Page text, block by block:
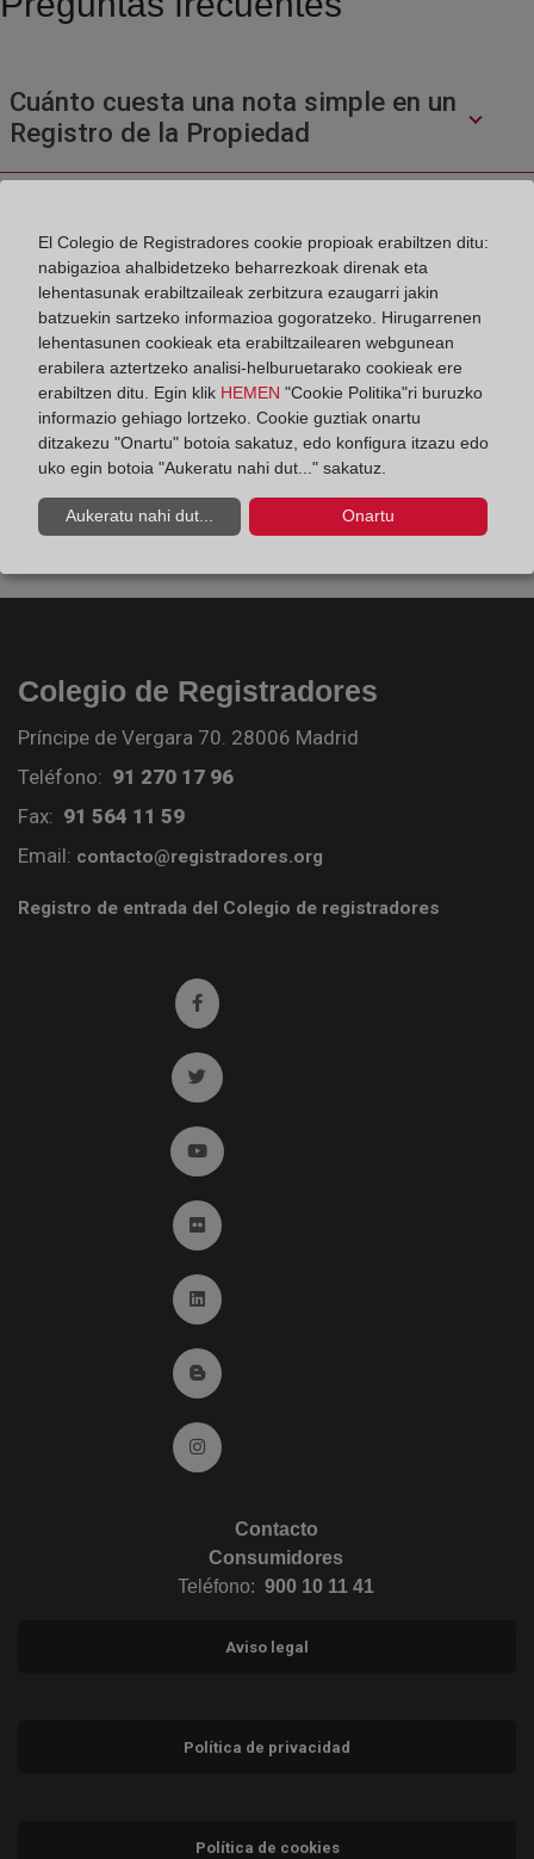
Cuánto cuesta una nota simple en un
Registro de la Propiedad
¿Cuál es el contenido de una nota simple
o una certificación?
¿Cómo se inscribe una cancelación de
hipoteca?
Colegio de Registradores
Príncipe de Vergara 70. 28006 Madrid
Teléfono: 91 270 17 96
Fax: 91 564 11 59
Email: contacto@registradores.org
Registro de entrada del Colegio de registradores
Ir a facebook (abre en ventana nueva)
Ir a twitter (abre en ventana nueva)
Ir a YouTube (abre en ventana nueva)
Ir a Flickr (abre en ventana nueva)
Ir a Linkedin (abre en ventana nueva)
Ir al Blog (abre en ventana nueva)
Ir a Instagram (abre en ventana nueva)
Contacto
Consumidores
Teléfono: 900 10 11 41
Aviso legal
Política de privacidad
Política de cookies
El Colegio de Registradores cookie propioak erabiltzen ditu:
nabigazioa ahalbidetzeko beharrezkoak direnak eta
lehentasunak erabiltzaileak zerbitzura ezaugarri jakin
batzuekin sartzeko informazioa gogoratzeko. Hirugarrenen
lehentasunen cookieak eta erabiltzailearen webgunean
erabilera aztertzeko analisi-helburuetarako cookieak ere
erabiltzen ditu. Egin klik HEMEN "Cookie Politika"ri buruzko
informazio gehiago lortzeko. Cookie guztiak onartu
ditzakezu "Onartu" botoia sakatuz, edo konfigura itzazu edo
uko egin botoia "Aukeratu nahi dut..." sakatuz.
Aukeratu nahi dut... Onartu